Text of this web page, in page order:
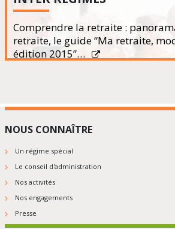
Comprendre la retraite :
retraite, le guide “Ma retraite,
édition 2015”…
NOUS CONNAÎTRE
Un régime spécial
Le conseil d'administration
Nos activités
Nos engagements
Presse